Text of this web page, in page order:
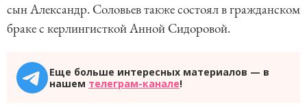
сын Александр. Соловьев также состоял в гражданском
браке с керлингисткой Анной Сидоровой.
Еще больше интересных материалов — в
нашем телеграм-канале!